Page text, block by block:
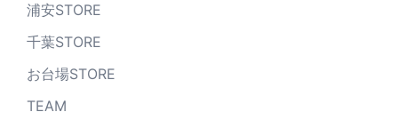
浦安STORE
千葉STORE
お台場STORE
TEAM